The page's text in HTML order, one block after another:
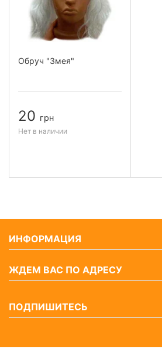
Обруч "Змея"
20 грн
Нет в наличии
ИНФОРМАЦИЯ
ЖДЕМ ВАС ПО АДРЕСУ
ПОДПИШИТЕСЬ